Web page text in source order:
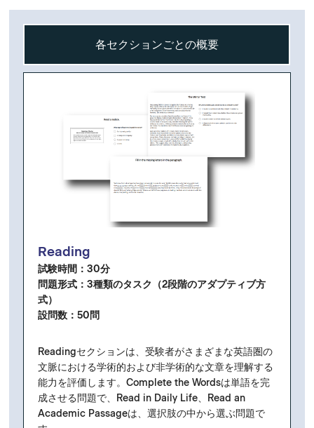
各セクションごとの概要
Reading
試験時間：30分
問題形式：3種類のタスク（2段階のアダプティブ方
式）
設問数：50問
Readingセクションは、受験者がさまざまな英語圏の
文脈における学術的および非学術的な文章を理解する
能力を評価します。Complete the Wordsは単語を完
成させる問題で、Read in Daily Life、Read an
Academic Passageは、選択肢の中から選ぶ問題で